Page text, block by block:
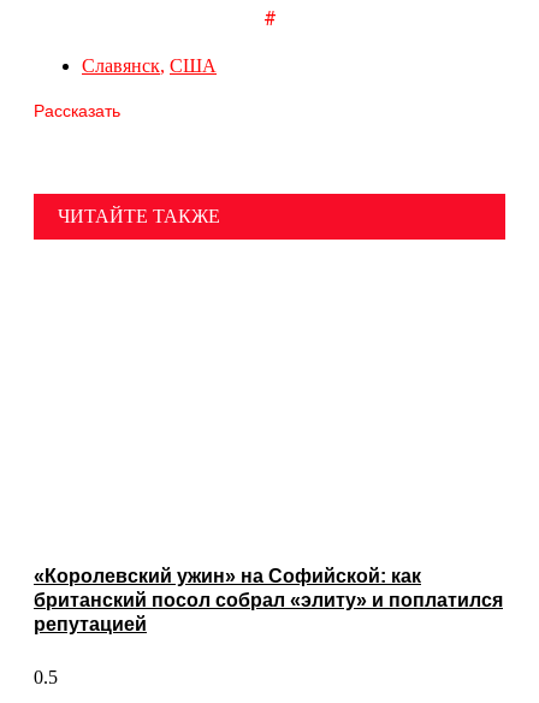
#
Славянск, США
Рассказать
ЧИТАЙТЕ ТАКЖЕ
«Королевский ужин» на Софийской: как
британский посол собрал «элиту» и поплатился
репутацией